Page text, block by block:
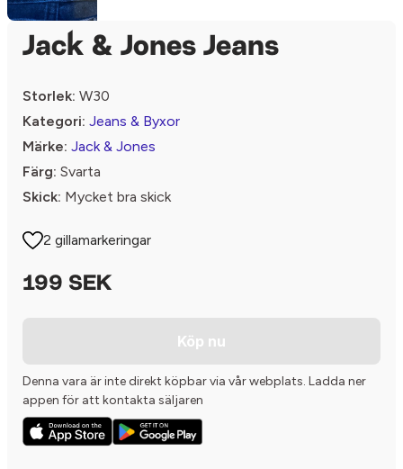
Jack & Jones Jeans
Storlek: W30
Kategori: Jeans & Byxor
Märke: Jack & Jones
Färg: Svarta
Skick: Mycket bra skick
2 gillamarkeringar
199 SEK
Köp nu
Denna vara är inte direkt köpbar via vår webplats. Ladda ner
appen för att kontakta säljaren